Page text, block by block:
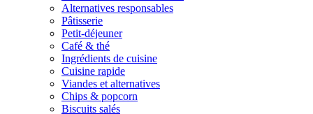
Alternatives responsables
Pâtisserie
Petit-déjeuner
Café & thé
Ingrédients de cuisine
Cuisine rapide
Viandes et alternatives
Chips & popcorn
Biscuits salés